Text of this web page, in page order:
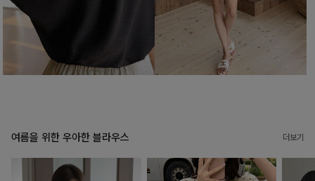
여름을 위한 우아한 블라우스 더보기